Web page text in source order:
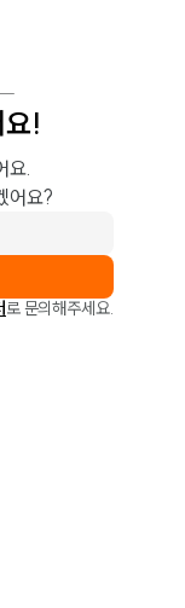
!
요.
어요?
로 문의해주세요.